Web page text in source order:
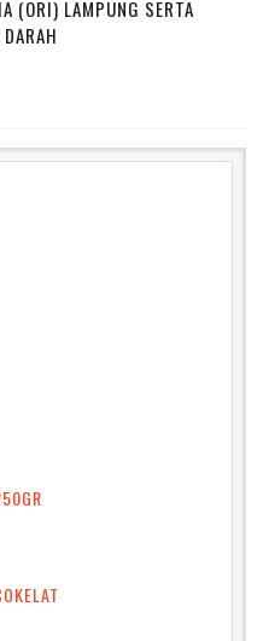
(ORI) LAMPUNG SERTA